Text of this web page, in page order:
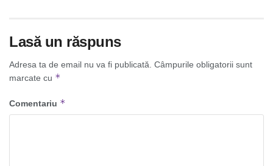
Lasă un răspuns
Adresa ta de email nu va fi publicată. Câmpurile obligatorii sunt
marcate cu *
Comentariu *